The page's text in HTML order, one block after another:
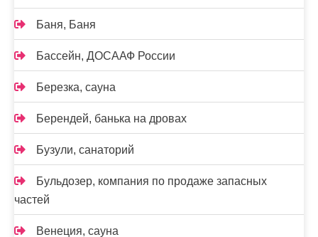
Баня, Баня
Бассейн, ДОСААФ России
Березка, сауна
Берендей, банька на дровах
Бузули, санаторий
Бульдозер, компания по продаже запасных
частей
Венеция, сауна